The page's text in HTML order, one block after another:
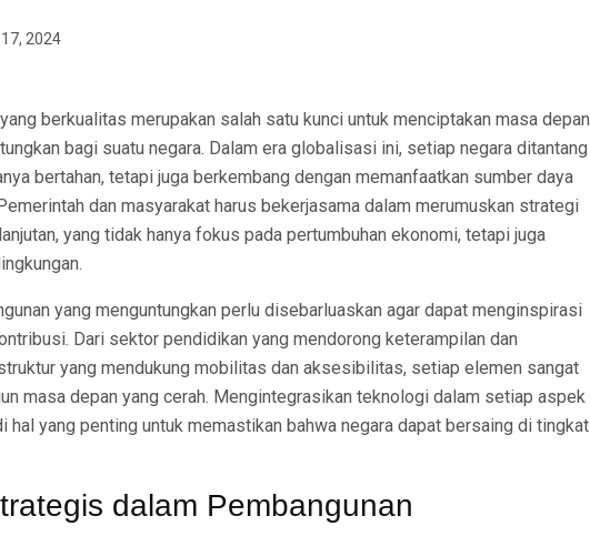
2024
berkualitas merupakan salah satu kunci untuk menciptakan masa depan
bagi suatu negara. Dalam era globalisasi ini, setiap negara ditantang
bertahan, tetapi juga berkembang dengan memanfaatkan sumber daya
dan masyarakat harus bekerjasama dalam merumuskan strategi
yang tidak hanya fokus pada pertumbuhan ekonomi, tetapi juga
yang menguntungkan perlu disebarluaskan agar dapat menginspirasi
Dari sektor pendidikan yang mendorong keterampilan dan
yang mendukung mobilitas dan aksesibilitas, setiap elemen sangat
masa depan yang cerah. Mengintegrasikan teknologi dalam setiap aspek
hal yang penting untuk memastikan bahwa negara dapat bersaing di tingkat
dalam Pembangunan